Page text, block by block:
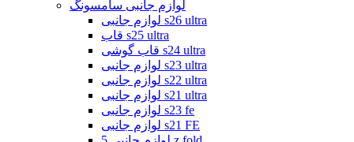
لوازم جانبی سامسونگ
لوازم جانبی s26 ultra
قاب s25 ultra
قاب گوشی s24 ultra
لوازم جانبی s23 ultra
لوازم جانبی s22 ultra
لوازم جانبی s21 ultra
لوازم جانبی s23 fe
لوازم جانبی s21 FE